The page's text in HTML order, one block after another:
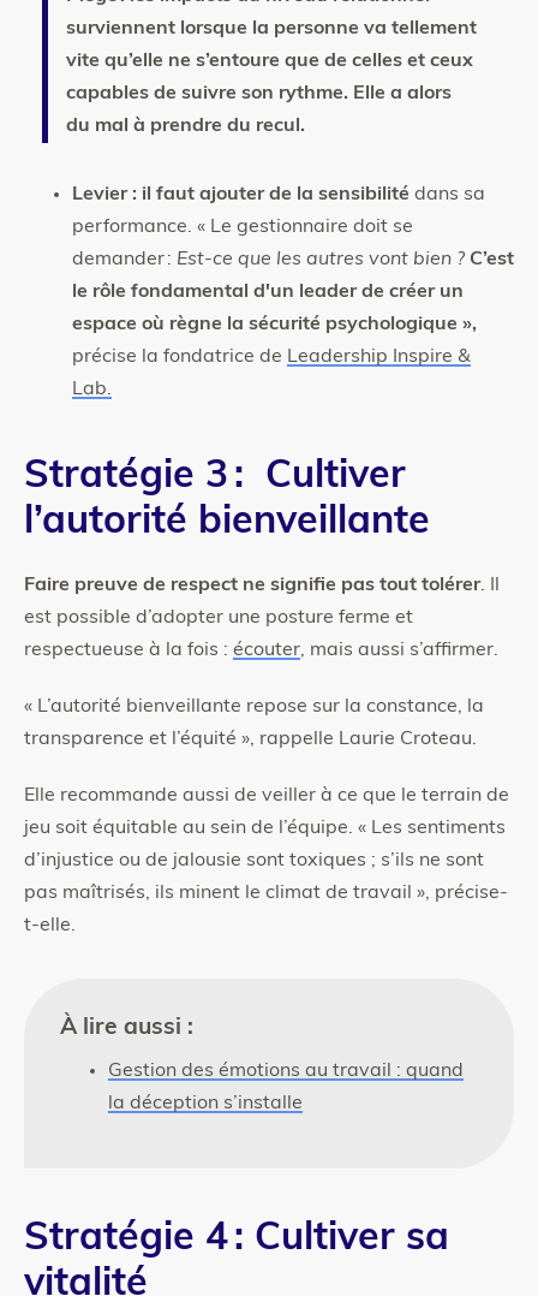
surviennent lorsque la personne va tellement
vite qu’elle ne s’entoure que de celles et ceux
capables de suivre son rythme. Elle a alors
du mal à prendre du recul.
Levier : il faut ajouter de la sensibilité dans sa
performance. « Le gestionnaire doit se
demander : Est-ce que les autres vont bien ? C’est
le rôle fondamental d'un leader de créer un
espace où règne la sécurité psychologique »,
précise la fondatrice de Leadership Inspire &
Lab.
Stratégie 3 : Cultiver
l’autorité bienveillante
Faire preuve de respect ne signifie pas tout tolérer. Il
est possible d’adopter une posture ferme et
respectueuse à la fois : écouter, mais aussi s’affirmer.
« L’autorité bienveillante repose sur la constance, la
transparence et l’équité », rappelle Laurie Croteau.
Elle recommande aussi de veiller à ce que le terrain de
jeu soit équitable au sein de l’équipe. « Les sentiments
d’injustice ou de jalousie sont toxiques ; s’ils ne sont
pas maîtrisés, ils minent le climat de travail », précise-
t-elle.
À lire aussi :
Gestion des émotions au travail : quand
la déception s’installe
Stratégie 4 : Cultiver sa
vitalité